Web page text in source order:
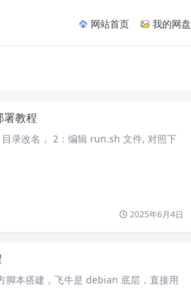
网站首页 我的网盘
教程
录改名， 2：编辑 run.sh 文件, 对照下
2025年6月4日
脚本搭建，飞牛是 debian 底层，直接用